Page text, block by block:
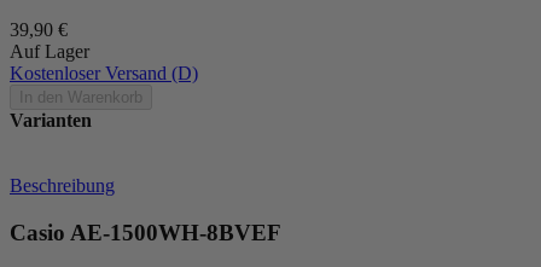
39,90 €
Auf Lager
Kostenloser Versand (D)
In den Warenkorb
Varianten
Beschreibung
Casio AE-1500WH-8BVEF